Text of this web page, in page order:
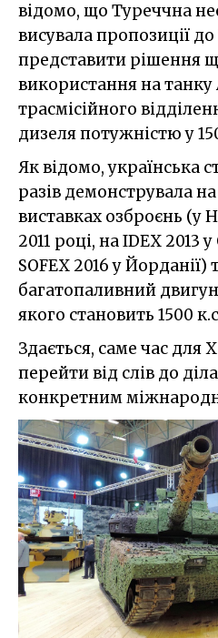
відомо, що Туреччна
висувала пропозиції
представити рішення
використання на
трасмісійного
дизеля потужністю у
Як відомо, українська
разів демонструвала
виставках озброєнь (у
2011 році, на IDEX 2013
SOFEX 2016 у Йорданії)
багатопаливний
якого становить 1500
Здається, саме час
перейти від слів до
конкретним